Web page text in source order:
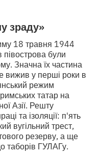
зраду»
18 травня 1944
півострова були
Значна їх частина
вижив у перші роки в
режим
татар на
Азії. Решту
та ізоляції: п'ять
вугільний трест,
резерву, а ще
таборів ГУЛАГу.